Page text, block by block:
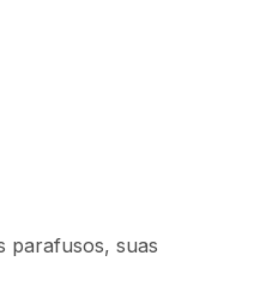
parafusos, suas